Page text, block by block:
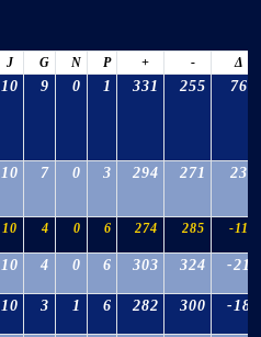
J G N P + - Δ
10 9 0 1 331 255 76
10 7 0 3 294 271 23
10 4 0 6 274 285 -11
10 4 0 6 303 324 -21
10 3 1 6 282 300 -18